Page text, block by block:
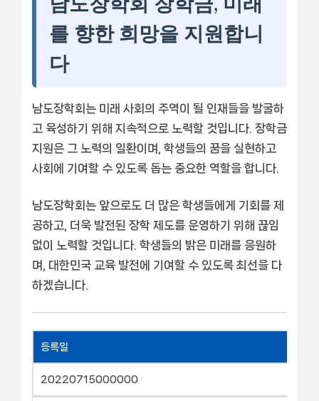
를 향한 희망을 지원합니
다
남도장학회는 미래 사회의 주역이 될 인재들을 발굴하
고 육성하기 위해 지속적으로 노력할 것입니다. 장학금
지원은 그 노력의 일환이며, 학생들의 꿈을 실현하고
사회에 기여할 수 있도록 돕는 중요한 역할을 합니다.
남도장학회는 앞으로도 더 많은 학생들에게 기회를 제
공하고, 더욱 발전된 장학 제도를 운영하기 위해 끊임
없이 노력할 것입니다. 학생들의 밝은 미래를 응원하
며, 대한민국 교육 발전에 기여할 수 있도록 최선을 다
하겠습니다.
등록일
20220715000000